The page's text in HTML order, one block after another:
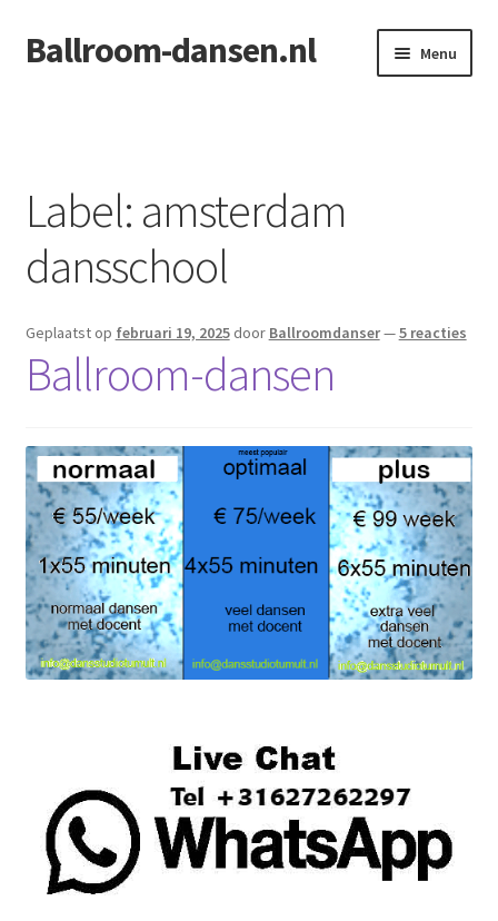
Ga
door
Ga
naar
Ballroom-dansen.nl Menu
Label: amsterdam
dansschool
Geplaatst op februari 19, 2025 door Ballroomdanser—5 reacties
Ballroom-dansen